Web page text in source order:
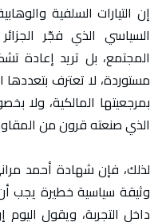
إن التيارات السلفية
السياسي الذي فجّر
المجتمع، بل تريد إعادة
مستوردة، لا تعترف بتعددها
بمرجعيتها المالكية، ولا
الذي صنعته قرون من
لذلك، فإن شهادة أحمد
وثيقة سياسية خطيرة يجب
داخل التجربة، ويقول